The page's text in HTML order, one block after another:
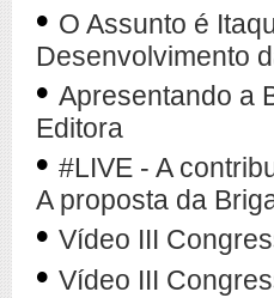
• O Assunto é
Desenvolvimento
• Apresentando a
Editora
• #LIVE - A
A proposta da
• Vídeo III
• Vídeo III